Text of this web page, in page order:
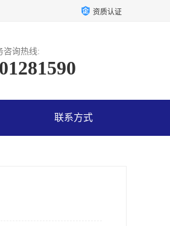
资质认证
咨询热线:
联系方式